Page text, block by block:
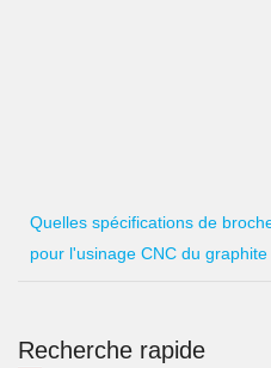
Quelles spécifications de
pour l'usinage CNC du
Recherche rapide